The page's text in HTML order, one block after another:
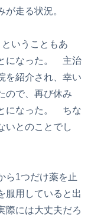
走る状況。
いうこともあ
になった。 主治
を紹介され、幸い
ので、再び休み
になった。 ちな
いとのことでし
ら1つだけ薬を止
用していると出
際には大丈夫だろ